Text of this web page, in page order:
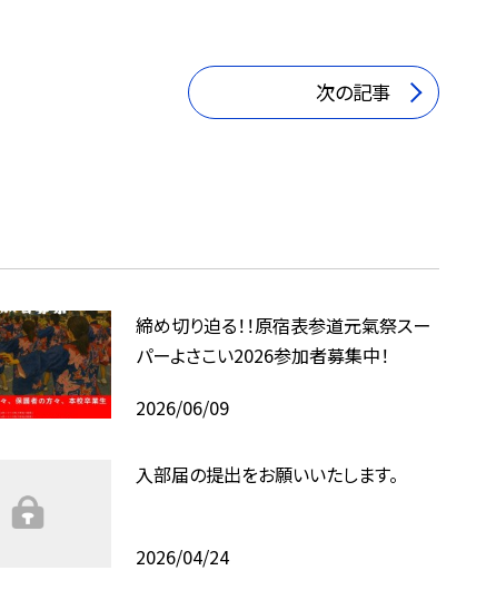
次の記事
締め切り迫る！！原宿表参道元氣祭スー
パーよさこい2026参加者募集中！
2026/06/09
入部届の提出をお願いいたします。
2026/04/24